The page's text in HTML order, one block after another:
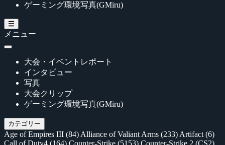
ゲーミング環境写真(GMiru)
メニュー
大会・イベントレポート
インタビュー
写真
大会クリップ
ゲーミング環境写真(GMiru)
カテゴリー
Age of Empires III (84) Alliance of Valiant Arms (233) Artifact (6)
Call of Duty4 (164) Counter-Strike (5153) Counter-Strike 2 (CS2)